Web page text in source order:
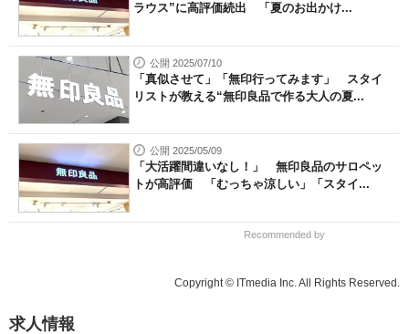
ラウス”に高評価続出 「夏のお出かけ...
公開 2025/07/10
「真似させて」「無印行ってみます」 スタイ
リストが教える“無印良品で作る大人の夏...
公開 2025/05/09
「大活躍間違いなし！」 無印良品のサロペッ
トが高評価 「むっちゃ涼しい」「スタイ...
Recommended by
Copyright © ITmedia Inc. All Rights Reserved.
求人情報